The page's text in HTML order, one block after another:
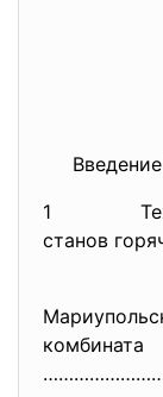
Введение
1
станов